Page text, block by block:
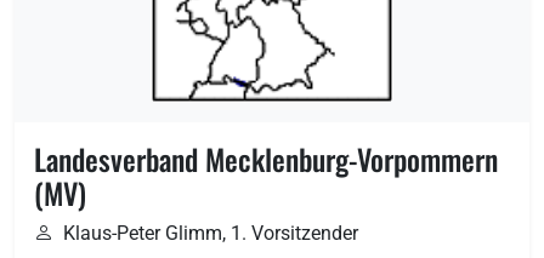
Landesverband Mecklenburg-Vorpommern
(MV)
Klaus-Peter Glimm, 1. Vorsitzender